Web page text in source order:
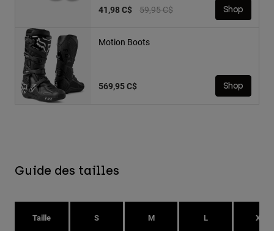
Price reduced from
59,95 C$to
41,98 C$ Shop
Motion Boots
569,95 C$ Shop
Guide des tailles
Taille S M L XL